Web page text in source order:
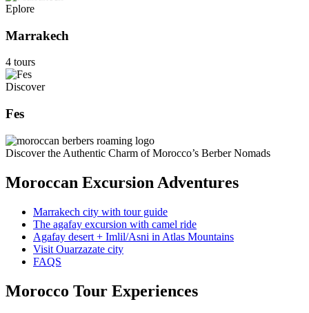
Eplore
Marrakech
4 tours
Discover
Fes
Discover the Authentic Charm of Morocco’s Berber Nomads
Moroccan Excursion Adventures
Marrakech city with tour guide
The agafay excursion with camel ride
Agafay desert + Imlil/Asni in Atlas Mountains
Visit Ouarzazate city
FAQS
Morocco Tour Experiences